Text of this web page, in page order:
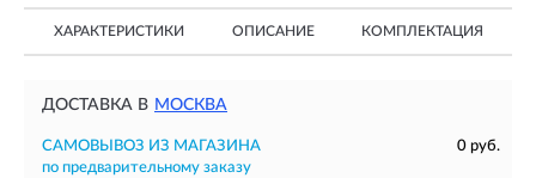
ХАРАКТЕРИСТИКИ ОПИСАНИЕ КОМПЛЕКТАЦИЯ
ДОСТАВКА В МОСКВА
САМОВЫВОЗ ИЗ МАГАЗИНА
0 руб.
по предварительному заказу